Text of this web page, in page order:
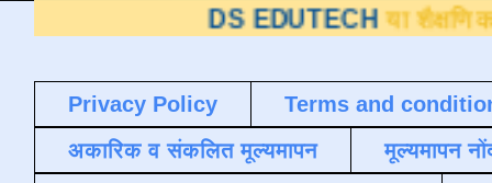
DS EDUTECH या शैक्षणिक ब्लॉगवर
Privacy Policy
Terms and
अकारिक व संकलित मूल्यमापन
मूल्यमापन